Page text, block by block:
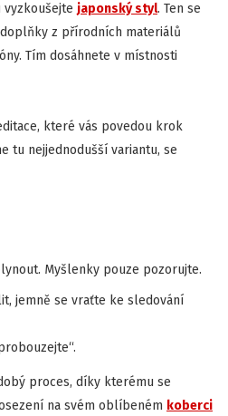
vyzkoušejte japonský styl. Ten se
z přírodních materiálů
Tím dosáhnete v místnosti
které vás povedou krok
tu nejjednodušší variantu, se
Myšlenky pouze pozorujte.
jemně se vraťte ke sledování
proces, díky kterému se
na svém oblíbeném koberci